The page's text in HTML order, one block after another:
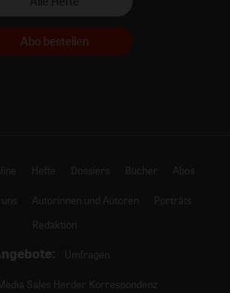
Abo bestellen
Hefte Dossiers Bücher Abos
Autorinnen und Autoren
Porträts
Redaktion
Umfragen
Sales Herder Korrespondenz